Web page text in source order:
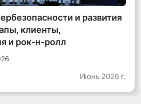
и развития
клиенты,
и рок-н-ролл
Июнь 2026 г.